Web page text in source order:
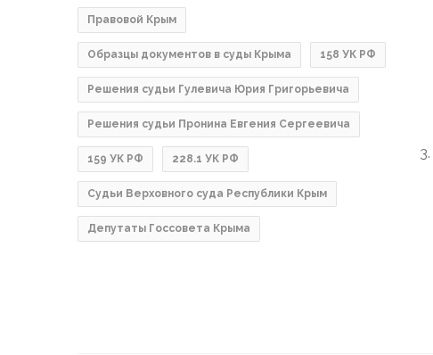
Правовой Крым
Образцы документов в суды Крыма 158 УК РФ
Решения судьи Гулевича Юрия Григорьевича
Решения судьи Пронина Евгения Сергеевича
159 УК РФ 228.1 УК РФ
Судьи Верховного суда Республики Крым
Депутаты Госсовета Крыма